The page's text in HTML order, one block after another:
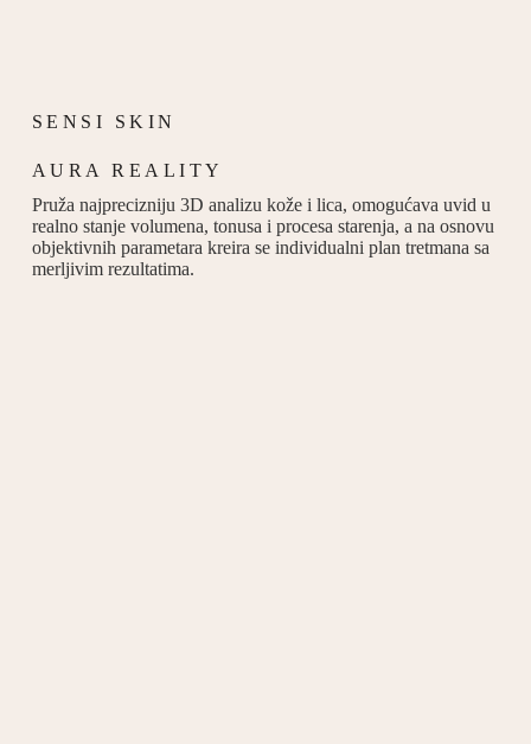
SENSI SKIN
AURA REALITY
Pruža najprecizniju 3D analizu kože i lica, omogućava uvid u
realno stanje volumena, tonusa i procesa starenja, a na osnovu
objektivnih parametara kreira se individualni plan tretmana sa
merljivim rezultatima.